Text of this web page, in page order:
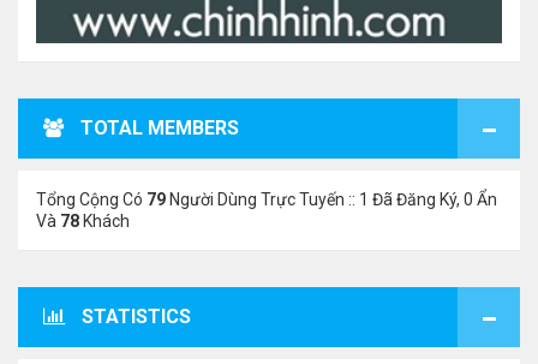
TOTAL MEMBERS
Tổng Cộng Có 79 Người Dùng Trực Tuyến :: 1 Đã Đăng Ký, 0 Ẩn
Và 78 Khách
STATISTICS